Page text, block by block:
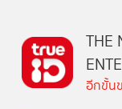
THE
อีกขั้น